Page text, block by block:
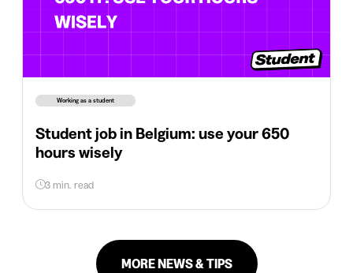
Working as a student
Student job in Belgium: use your 650
hours wisely
3 min. read
MORE NEWS & TIPS